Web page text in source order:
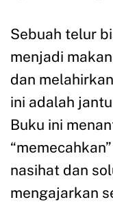
Sebuah telur
menjadi
dan
ini adalah
Buku ini
nasihat dan
mengajarkan